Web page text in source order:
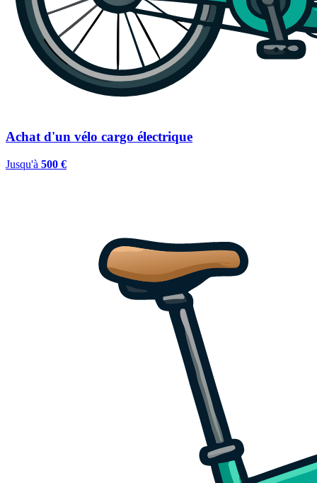
Achat d'un vélo cargo électrique
Jusqu'à 500 €